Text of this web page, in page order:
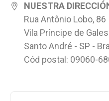
NUESTRA
Rua Antônio Lobo, 86
Vila Príncipe de Gales
Santo André - SP -
Cód postal: 09060-